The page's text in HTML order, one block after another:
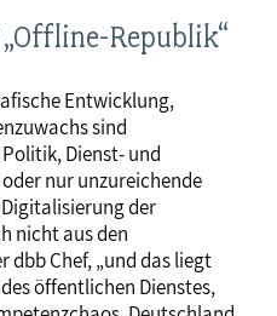
Republik“
Entwicklung,
sind
Dienst- und
nur unzureichende
der
nicht aus den
dbb Chef, „und das liegt
öffentlichen Dienstes,